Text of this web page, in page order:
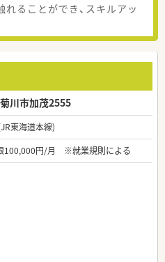
ることができ、スキルアッ
川市加茂2555
東海道本線)
100,000円/月 ※就業規則による